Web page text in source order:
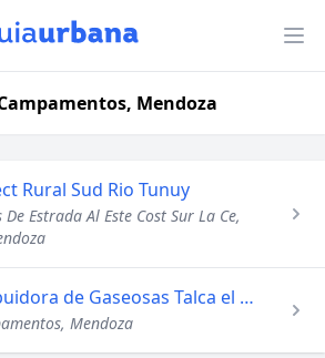
Mendoza
Rural Sud Rio Tunuy
Estrada Al Este Cost Sur La Ce,
Despensa y Distribuidora de Gaseosas Talca el Recreo
Mendoza